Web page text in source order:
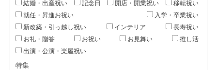
結婚・出産祝い
記念日 開店・開業祝い
移転祝い
就任・昇進お祝い
入学・卒業祝い
新改築・引っ越し祝い
インテリア
長寿祝い
お礼・贈答
お祝い お見舞い
推し活
出演・公演・楽屋祝い
特集